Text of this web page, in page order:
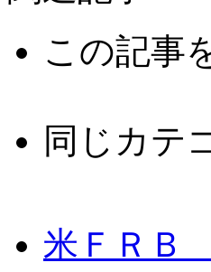
この記事
同じカテ
米ＦＲＢ